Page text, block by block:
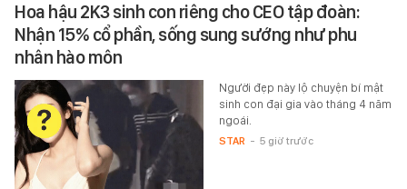
Hoa hậu 2K3 sinh con riêng cho CEO tập đoàn:
Nhận 15% cổ phần, sống sung sướng như phu
nhân hào môn
Người đẹp này lộ chuyện bí mật
sinh con đại gia vào tháng 4 năm
ngoái.
STAR - 5 giờ trước